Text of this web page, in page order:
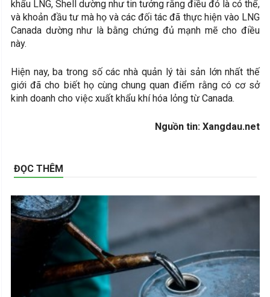
khẩu LNG, Shell dường như tin tưởng rằng điều đó là có thể,
và khoản đầu tư mà họ và các đối tác đã thực hiện vào LNG
Canada dường như là bằng chứng đủ mạnh mẽ cho điều
này.
Hiện nay, ba trong số các nhà quản lý tài sản lớn nhất thế
giới đã cho biết họ cùng chung quan điểm rằng có cơ sở
kinh doanh cho việc xuất khẩu khí hóa lỏng từ Canada.
Nguồn tin: Xangdau.net
ĐỌC THÊM